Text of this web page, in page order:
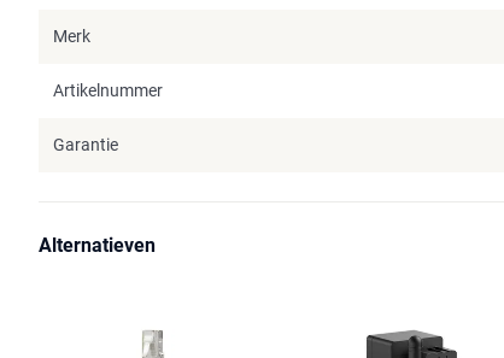
Merk
Artikelnummer
Garantie
Alternatieven